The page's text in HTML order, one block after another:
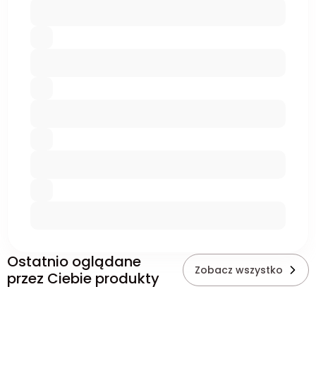
Ostatnio oglądane
przez Ciebie produkty
Zobacz wszystko